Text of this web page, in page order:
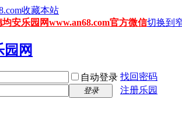
收藏本站
均安乐园网www.an68.com官方微信切换到
自动登录 找回密码
登录 注册乐园